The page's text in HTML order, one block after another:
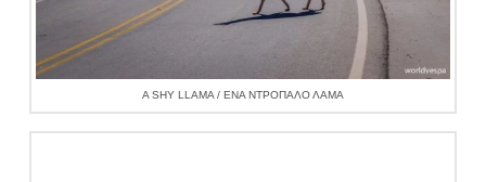
A SHY LLAMA / ΈΝΑ ΝΤΡΟΠΑΛΌ ΛΆΜΑ